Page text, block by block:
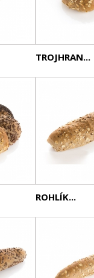
TROJHRAN...
ROHLÍK...